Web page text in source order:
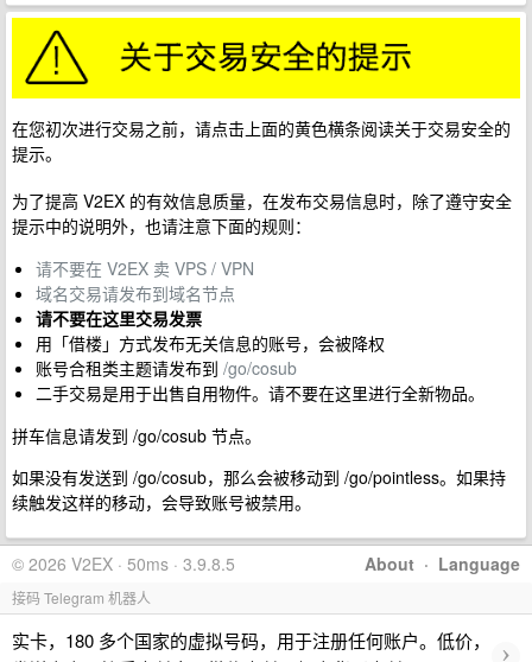
在您初次进行交易之前，请点击上面的黄色横条阅读关于交易安全的
提示。
为了提高 V2EX 的有效信息质量，在发布交易信息时，除了遵守安全
提示中的说明外，也请注意下面的规则：
请不要在 V2EX 卖 VPS / VPN
域名交易请发布到域名节点
请不要在这里交易发票
用「借楼」方式发布无关信息的账号，会被降权
账号合租类主题请发布到 /go/cosub
二手交易是用于出售自用物件。请不要在这里进行全新物品。
拼车信息请发到 /go/cosub 节点。
如果没有发送到 /go/cosub，那么会被移动到 /go/pointless。如果持
续触发这样的移动，会导致账号被禁用。
About · Language
© 2026 V2EX · 50ms · 3.9.8.5
接码 Telegram 机器人
实卡，180 多个国家的虚拟号码，用于注册任何账户。低价，
›